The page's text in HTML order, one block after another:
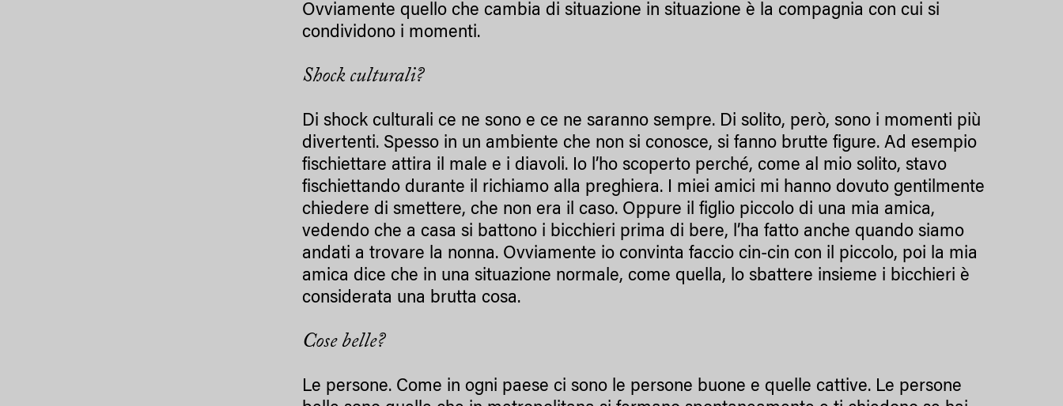
Ovviamente quello che cambia di situazione in situazione è la compagnia con cui si
condividono i momenti.
Shock culturali?
Di shock culturali ce ne sono e ce ne saranno sempre. Di solito, però, sono i momenti più
divertenti. Spesso in un ambiente che non si conosce, si fanno brutte figure. Ad esempio
fischiettare attira il male e i diavoli. Io l’ho scoperto perché, come al mio solito, stavo
fischiettando durante il richiamo alla preghiera. I miei amici mi hanno dovuto gentilmente
chiedere di smettere, che non era il caso. Oppure il figlio piccolo di una mia amica,
vedendo che a casa si battono i bicchieri prima di bere, l’ha fatto anche quando siamo
andati a trovare la nonna. Ovviamente io convinta faccio cin-cin con il piccolo, poi la mia
amica dice che in una situazione normale, come quella, lo sbattere insieme i bicchieri è
considerata una brutta cosa.
Cose belle?
Le persone. Come in ogni paese ci sono le persone buone e quelle cattive. Le persone